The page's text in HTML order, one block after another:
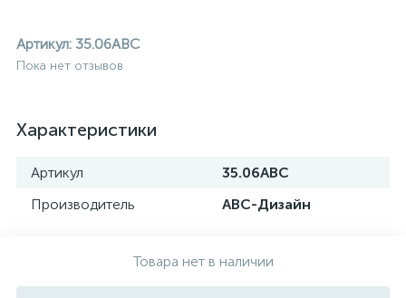
Артикул: 35.06ABC
Пока нет отзывов
Характеристики
Артикул
35.06ABC
Производитель
АВС-Дизайн
Товара нет в наличии